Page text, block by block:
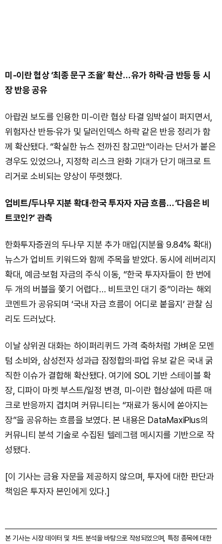
미-이란 협상 ‘최종 문구 조율’ 확산… 유가 하락·금 반등 등 시
장 반응 공유
아랍권 보도를 인용한 미-이란 협상 타결 임박설이 퍼지면서,
위험자산 반등·유가 및 달러인덱스 하락 같은 반응 정리가 함
께 확산됐다. “확실한 뉴스 전까진 참고만”이라는 단서가 붙은
경우도 있었으나, 지정학 리스크 완화 기대가 단기 매크로 트
리거로 소비되는 양상이 뚜렷했다.
업비트/두나무 지분 확대·한국 투자자 자금 흐름… ‘다음은 비
트코인?’ 관측
한화투자증권의 두나무 지분 추가 매입(지분율 9.84% 확대)
뉴스가 업비트 키워드와 함께 주목을 받았다. 동시에 레버리지
확대, 예금·보험 자금의 주식 이동, “한국 투자자들이 한 번에
두 개의 버블을 쫓기 어렵다… 비트코인 대기 중”이라는 해외
코멘트가 공유되며 ‘국내 자금 흐름이 어디로 붙을지’ 관찰 심
리도 드러났다.
이날 상위권 대화는 하이퍼리퀴드 가격 축하처럼 가벼운 모멘
텀 소비와, 삼성전자 성과급 잠정합의·파업 유보 같은 국내 굵
직한 이슈가 결합해 확산됐다. 여기에 SOL 기반 스테이블 확
장, 디파이 마켓 부스트/일정 변경, 미-이란 협상설에 따른 매
크로 반응까지 겹치며 커뮤니티는 “재료가 동시에 쏟아지는
장”을 공유하는 흐름을 보였다. 본 내용은 DataMaxiPlus의
커뮤니티 분석 기술로 수집된 텔레그램 메시지를 기반으로 작
성됐다.
[이 기사는 금융 자문을 제공하지 않으며, 투자에 대한 판단과
책임은 투자자 본인에게 있다.]
본 기사는 시장 데이터 및 차트 분석을 바탕으로 작성되었으며, 특정 종목에 대한